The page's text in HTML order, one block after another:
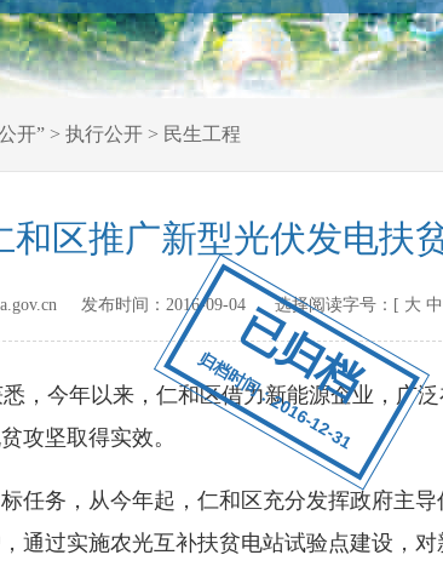
已归档
归档时间：2016-12-31
开”> 执行公开> 民生工程
和区推广新型光伏发电扶
发布时间： 2016-09-04选择阅读字号：[ 大 中
今年以来，仁和区借力新能源企业，广泛
攻坚取得实效。
务，从今年起，仁和区充分发挥政府主导
通过实施农光互补扶贫电站试验点建设，